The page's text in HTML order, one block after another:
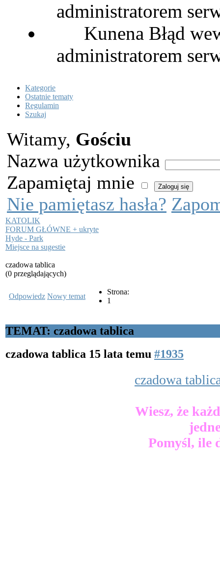
administratorem
Kunena Błąd
administratorem
Kategorie
Ostatnie tematy
Regulamin
Szukaj
Witamy, Gościu
Nazwa użytkownika
Zapamiętaj mnie
Nie pamiętasz hasła?
KATOLIK
FORUM GŁÓWNE + ukryte
Hyde - Park
Miejsce na sugestie
czadowa tablica
(0 przeglądających)
Odpowiedz Nowy temat
Strona:
1
TEMAT: czadowa tablica
czadowa tablica 15 lata temu #1935
czadowa
Wiesz, że
Pomyśl, ile